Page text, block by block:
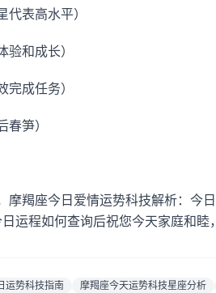
表高水平）
和成长）
成任务）
笋）
羯座今日爱情运势科技解析：今
运程如何查询后祝您今天家庭和睦
运势科技指南
摩羯座今天运势科技星座分析